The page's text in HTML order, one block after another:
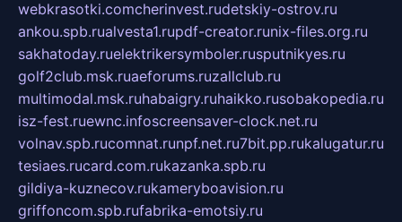
webkrasotki.comcherinvest.rudetskiy-ostrov.ru
ankou.spb.rualvesta1.rupdf-creator.runix-files.org.ru
sakhatoday.ruelektrikersymboler.rusputnikyes.ru
golf2club.msk.ruaeforums.ruzallclub.ru
multimodal.msk.ruhabaigry.ruhaikko.rusobakopedia.ru
isz-fest.ruewnc.infoscreensaver-clock.net.ru
volnav.spb.rucomnat.runpf.net.ru7bit.pp.rukalugatur.ru
tesiaes.rucard.com.rukazanka.spb.ru
gildiya-kuznecov.rukameryboavision.ru
griffoncom.spb.rufabrika-emotsiy.ru